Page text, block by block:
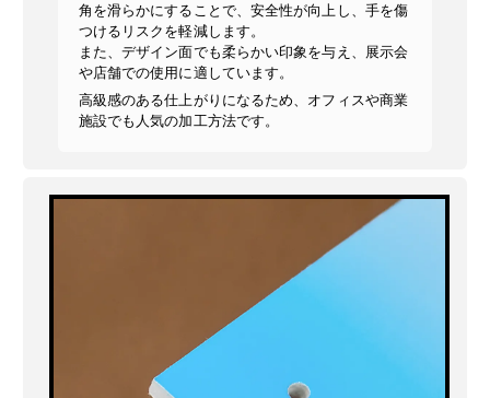
角を滑らかにすることで、安全性が向上し、手を傷
つけるリスクを軽減します。
また、デザイン面でも柔らかい印象を与え、展示会
や店舗での使用に適しています。
高級感のある仕上がりになるため、オフィスや商業
施設でも人気の加工方法です。